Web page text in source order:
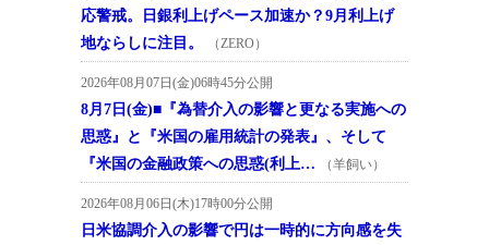
応警戒。日銀利上げペース加速か？9月利上げ
地ならしに注目。
（ZERO）
2026年08月07日(金)06時45分公開
8月7日(金)■『為替介入の影響と更なる実施への
思惑』と『米国の雇用統計の発表』、そして
『米国の金融政策への思惑(利上…
（羊飼い）
2026年08月06日(木)17時00分公開
日米協調介入の影響で円は一時的に方向感を失